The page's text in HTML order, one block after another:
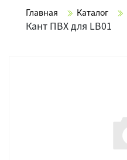
Главная Каталог
Кант ПВХ для LB01